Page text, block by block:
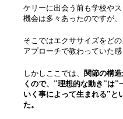
ケリーに出会う前も学校や
機会は多々あったのですが、
そこではエクササイズをど
アプローチで教わっていた感
しかしここでは、関節の構
くので、”理想的な動き”は
いく事によって生まれる”と
た。